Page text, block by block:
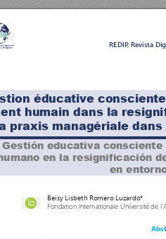
éducative
humain dans la r
praxis managériale dans
Gestión educativa consciente
en la resignificación
en entor
Beisy Lisbeth Romero Luzardo*
Fondation Internationale Université de
REDIP, Revista